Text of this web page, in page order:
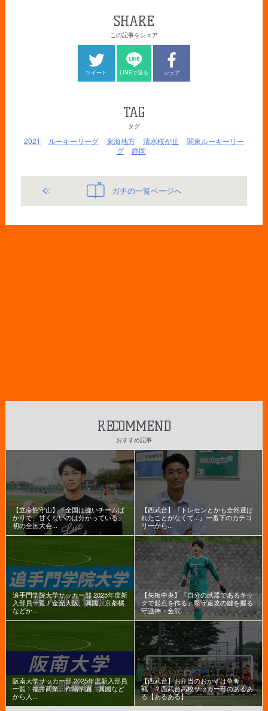
SHARE
この記事をシェア
ツイート LINEで送る シェア
TAG
タグ
2021 ルーキーリーグ 東海地方 清水桜が丘
関東ルーキーリー
グ
静岡
ガチの一覧ページへ
RECOMMEND
おすすめ記事
【立命館守山】『全国は強いチームば
かりで、甘くないのは分かっている』
初の全国大会...
【西武台】『トレセンとかも全然選ば
れたことがなくて...』一番下のカテゴ
リーから...
追手門学院大学サッカー部 2025年度新
入部員一覧！金光大阪、興國、京都橘
などか...
【矢板中央】『自分の武器であるキッ
クで起点を作る』堅守速攻の鍵を握る
守護神・金沢...
阪南大学サッカー部 2025年度新入部員
一覧！福井商業、作陽学園、興國など
から入...
【西武台】お弁当のおかずは争奪
戦！？西武台高校サッカー部のあるあ
る【あるある】